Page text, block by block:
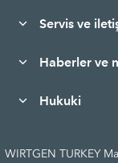
Servis ve
Haberler ve
Hukuki
WIRTGEN TURKEY